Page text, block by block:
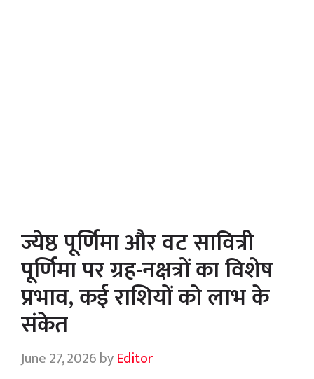
ज्येष्ठ पूर्णिमा और वट सावित्री
पूर्णिमा पर ग्रह-नक्षत्रों का विशेष
प्रभाव, कई राशियों को लाभ के
संकेत
June 27, 2026byEditor